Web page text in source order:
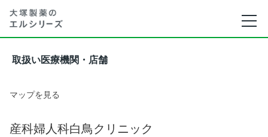
取扱い医療機関・店舗
マップを見る
産科婦人科白鳥クリニック